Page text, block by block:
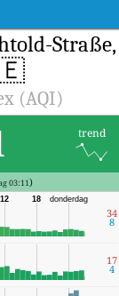
Straße,
(AQI)
trend
03:11)
donderdag
18
12
34
8
17
4